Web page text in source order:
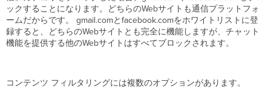
オ
ー
ル
ワ
ド
ックすることになります。どちらのWebサイトも通信プラットフォ
ームだからです。 gmail.comとfacebook.comをホワイトリストに登
録すると、どちらのWebサイトとも完全に機能しますが、チャット
機能を提供する他のWebサイトはすべてブロックされます。
コンテンツ フィルタリングには複数のオプションがあります。